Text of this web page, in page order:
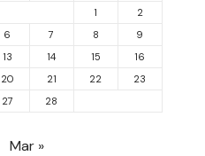
1
2
6 7 8
9
13 14 15
16
20 21 22
23
27 28
Mar »